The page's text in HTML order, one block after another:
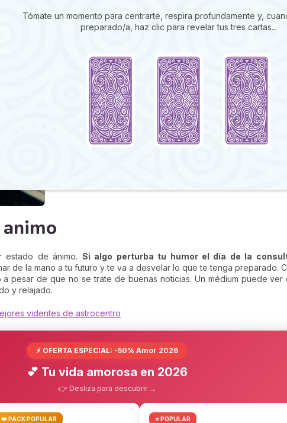
Tómate un momento para centrarte, respira profundamente y,
preparado/a, haz clic para revelar tus tres cartas...
estado de ánimo. Si algo perturba tu humor el día de la
de la mano a tu futuro y te va a desvelar lo que te tenga preparado.
pesar de que no se trate de buenas noticias. Un médium puede
y relajado.
videntes de astrocentro
⚡ OFERTA ESPECIAL: -50% Amor 2026
💕 Tu vida amorosa en 2026
👉 Desliza para descubrir →
👑 PACK POPULAR ⭐ POPULAR